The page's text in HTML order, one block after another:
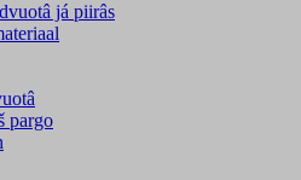
já piirâs
pargo